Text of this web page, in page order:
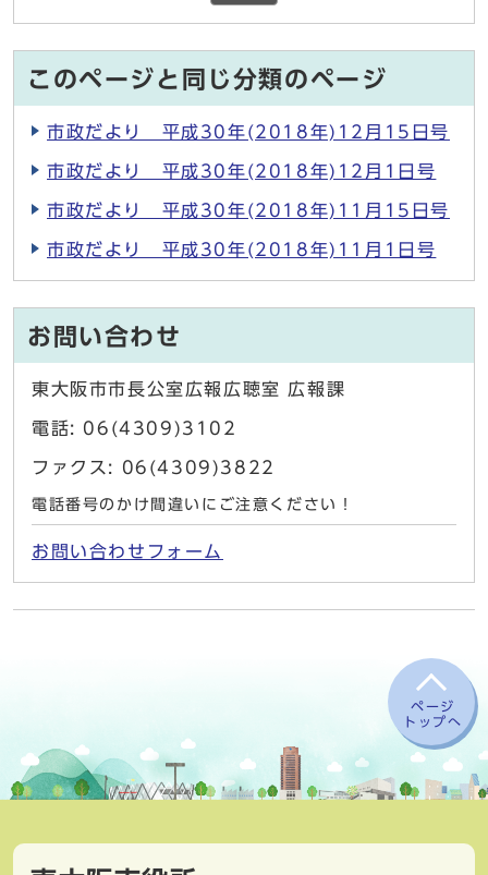
このページと同じ分類のページ
市政だより 平成30年(2018年)12月15日号
市政だより 平成30年(2018年)12月1日号
市政だより 平成30年(2018年)11月15日号
市政だより 平成30年(2018年)11月1日号
お問い合わせ
東大阪市市長公室広報広聴室 広報課
電話: 06(4309)3102
ファクス: 06(4309)3822
電話番号のかけ間違いにご注意ください！
お問い合わせフォーム
ページ
トップへ